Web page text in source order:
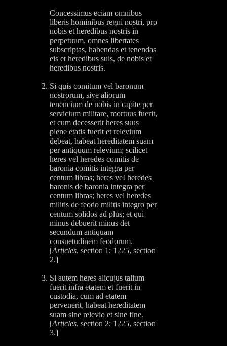
Concessimus eciam omnibus
liberis hominibus regni nostri, pro
nobis et heredibus nostris in
perpetuum, omnes libertates
subscriptas, habendas et tenendas
eis et heredibus suis, de nobis et
heredibus nostris.
Si quis comitum vel baronum
nostrorum, sive aliorum
tenencium de nobis in capite per
servicium militare, mortuus fuerit,
et cum decesserit heres suus
plene etatis fuerit et relevium
debeat, habeat hereditatem suam
per antiquum relevium; scilicet
heres vel heredes comitis de
baronia comitis integra per
centum libras; heres veI heredes
baronis de baronia integra per
centum libras; heres vel heredes
militis de feodo militis integro per
centum solidos ad plus; et qui
minus debuerit minus det
secundum antiquam
consuetudinem feodorum.
[Articles, section 1; 1225, section
2.]
Si autem heres alicujus talium
fuerit infra etatem et fuerit in
custodia, cum ad etatem
pervenerit, habeat hereditatem
suam sine relevio et sine fine.
[Articles, section 2; 1225, section
3.]